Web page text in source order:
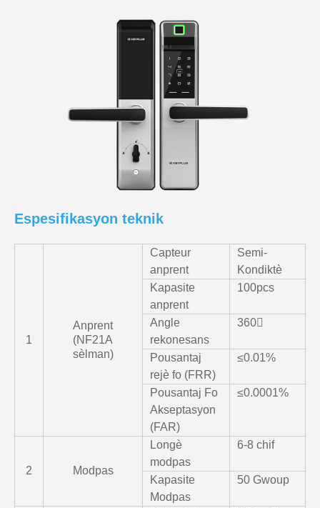
Espesifikasyon teknik
1
Anprent
(NF21A
sèlman)
Capteur
anprent
Semi-
Kondiktè
Kapasite
anprent
100pcs
Angle
rekonesans
360〫
Pousantaj
rejè fo (FRR)
≤0.01%
Pousantaj Fo
Akseptasyon
(FAR)
≤0.0001%
2 Modpas
Longè
modpas
6-8 chif
Kapasite
Modpas
50 Gwoup